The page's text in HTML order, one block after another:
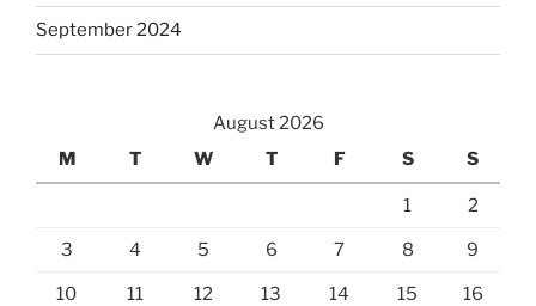
September 2024
August 2026
M
T W T F S S
1 2
3 4 5 6 7 8 9
10 11 12 13 14 15 16